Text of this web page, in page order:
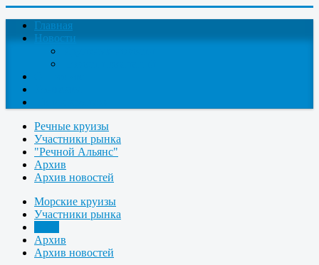
Главная
Новости
Речные круизы
Участники рынка
"Речной Альянс"
Архив
Архив новостей
Морские круизы
Участники рынка
Архив
Архив новостей